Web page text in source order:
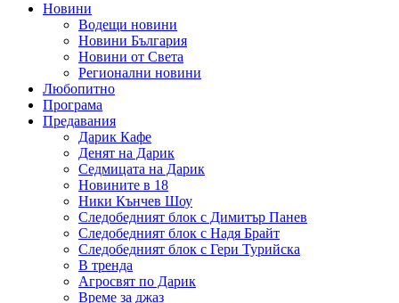
Новини
Водещи новини
Новини България
Новини от Света
Регионални новини
Любопитно
Програма
Предавания
Дарик Кафе
Денят на Дарик
Седмицата на Дарик
Новините в 18
Ники Кънчев Шоу
Следобедният блок с Димитър Панев
Следобедният блок с Надя Брайт
Следобедният блок с Гери Турийска
В тренда
Агросвят по Дарик
Време за джаз